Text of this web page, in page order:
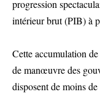
progression
intérieur brut (PIB) à
Cette accumulation
de manœuvre des
disposent de moins